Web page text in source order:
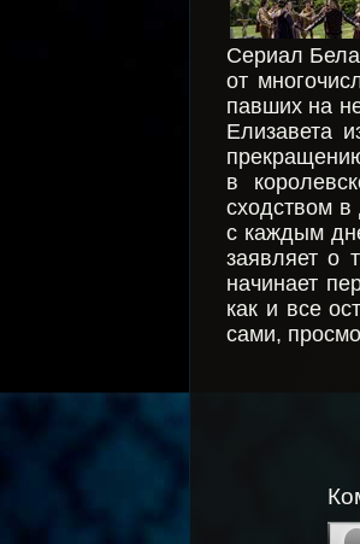
Сериал
от
павших на
Елизавета
в
сходством в
с каждым
заявляет о
начинает
как и все
сами,